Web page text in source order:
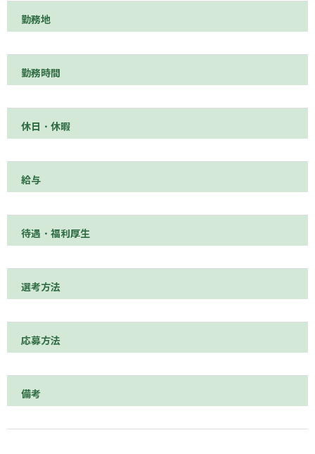
勤務地
勤務時間
休日・休暇
給与
待遇・福利厚生
選考方法
応募方法
備考